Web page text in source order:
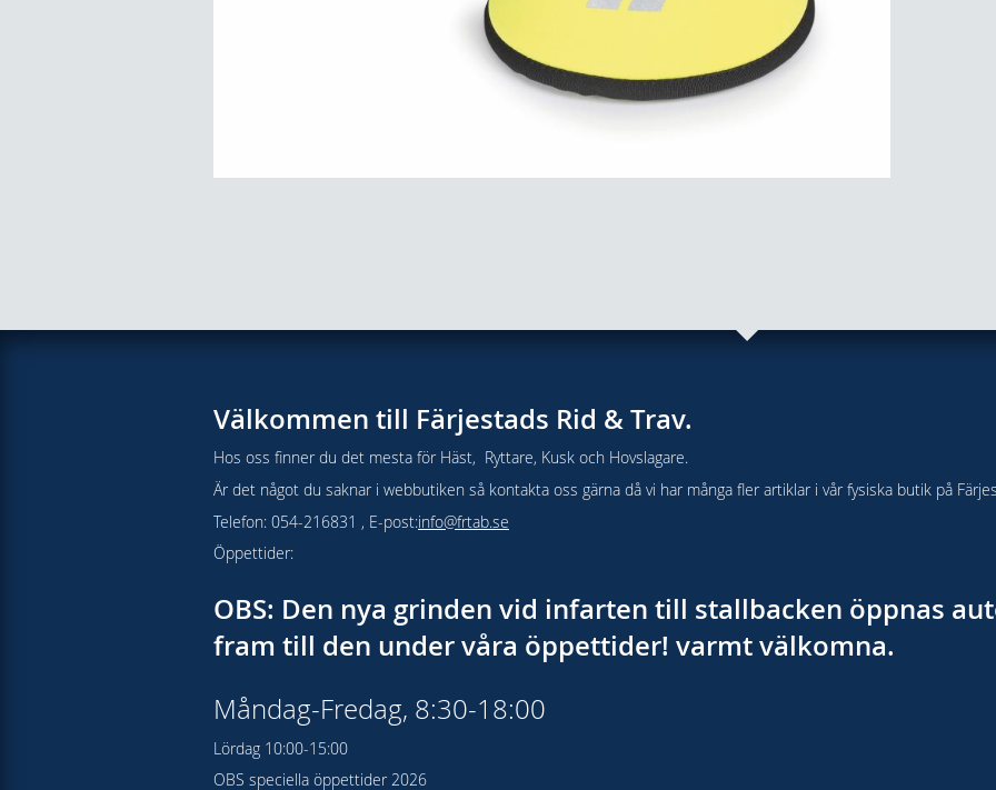
Välkommen till Färjestads Rid & Trav.
Hos oss finner du det mesta för Häst, Ryttare, Kusk och Hovslagare.
Är det något du saknar i webbutiken så kontakta oss gärna då vi har många fler artiklar i vår fysiska butik på
Telefon: 054-216831 , E-post:info@frtab.se
Öppettider:
OBS: Den nya grinden vid infarten till stallbacken öppnas
fram till den under våra öppettider! varmt välkomna.
Måndag-Fredag, 8:30-18:00
Lördag 10:00-15:00
OBS speciella öppettider 2026